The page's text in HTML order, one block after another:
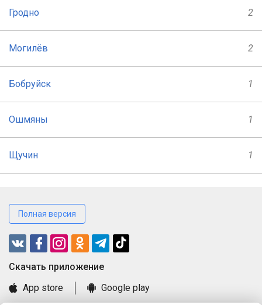
Гродно 2
Могилёв 2
Бобруйск 1
Ошмяны 1
Щучин 1
Полная версия
Cкачать приложение
App store
Google play